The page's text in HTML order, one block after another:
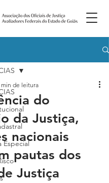
Especial
do
da Justiça,
nacionais
pautas dos
Justiça
min de leitura